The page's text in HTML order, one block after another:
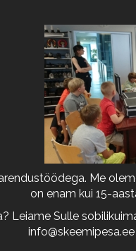
Me
on enam kui 15-
Leiame Sulle
info@skeemipesa.ee